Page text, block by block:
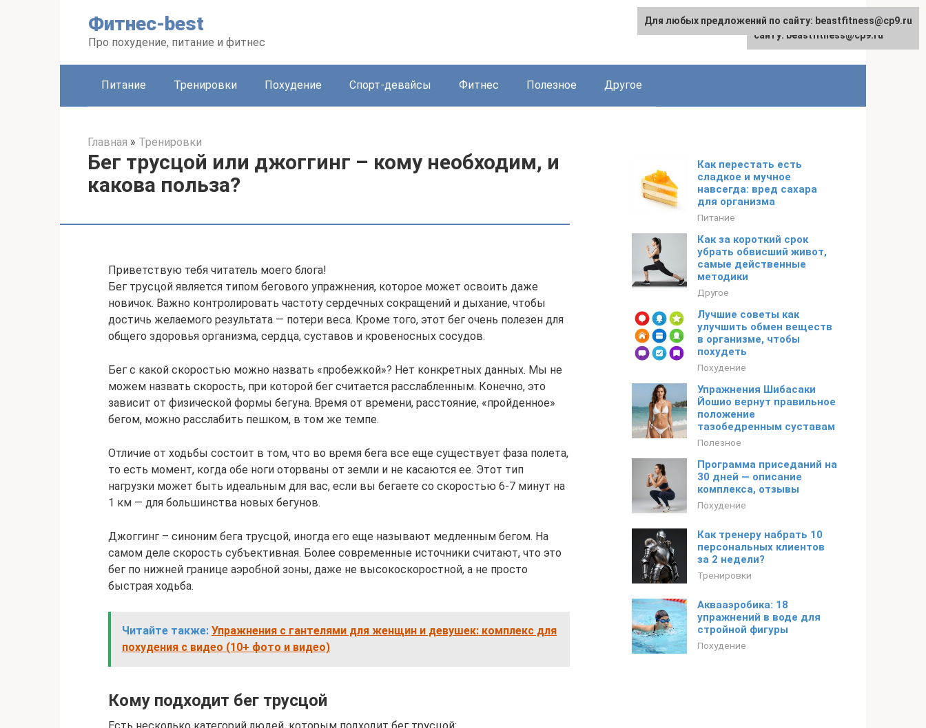
Фитнес-best
Про похудение, питание и фитнес
Питание Тренировки Похудение Спорт-девайсы Фитнес Полезное Другое
Главная » Тренировки
Бег трусцой или джоггинг – кому необходим, и
какова польза?
Приветствую тебя читатель моего блога!
Бег трусцой является типом бегового упражнения, которое может освоить даже
новичок. Важно контролировать частоту сердечных сокращений и дыхание, чтобы
достичь желаемого результата — потери веса. Кроме того, этот бег очень полезен для
общего здоровья организма, сердца, суставов и кровеносных сосудов.
Бег с какой скоростью можно назвать «пробежкой»? Нет конкретных данных. Мы не
можем назвать скорость, при которой бег считается расслабленным. Конечно, это
зависит от физической формы бегуна. Время от времени, расстояние, «пройденное»
бегом, можно расслабить пешком, в том же темпе.
Отличие от ходьбы состоит в том, что во время бега все еще существует фаза полета,
то есть момент, когда обе ноги оторваны от земли и не касаются ее. Этот тип
нагрузки может быть идеальным для вас, если вы бегаете со скоростью 6-7 минут на
1 км — для большинства новых бегунов.
Джоггинг – синоним бега трусцой, иногда его еще называют медленным бегом. На
самом деле скорость субъективная. Более современные источники считают, что это
бег по нижней границе аэробной зоны, даже не высокоскоростной, а не просто
быстрая ходьба.
Читайте также: Упражнения с гантелями для женщин и девушек: комплекс для
похудения с видео (10+ фото и видео)
Кому подходит бег трусцой
Как перестать есть
сладкое и мучное
навсегда: вред сахара
для организма
Питание
Как за короткий срок
убрать обвисший живот,
самые действенные
методики
Другое
Лучшие советы как
улучшить обмен веществ
в организме, чтобы
похудеть
Похудение
Упражнения Шибасаки
Йошио вернут правильное
положение
тазобедренным суставам
Полезное
Программа приседаний на
30 дней — описание
комплекса, отзывы
Похудение
Как тренеру набрать 10
персональных клиентов
за 2 недели?
Тренировки
Аквааэробика: 18
упражнений в воде для
стройной фигуры
Похудение
Для любых предложений по
сайту: beastfitness@cp9.ru
Для любых предложений по сайту: beastfitness@cp9.ru